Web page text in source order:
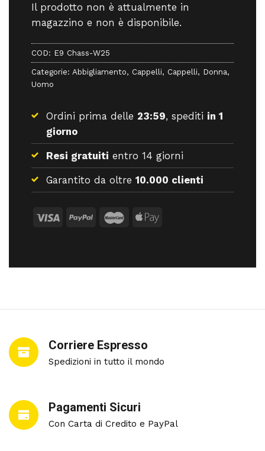
Il prodotto non è attualmente in
magazzino e non è disponibile.
COD: E9 Chass-W25
Categorie: Abbigliamento, Cappelli, Cappelli, Donna,
Uomo
Ordini prima delle 23:59, spediti in 1
giorno
Resi gratuiti entro 14 giorni
Garantito da oltre 10.000 clienti
Corriere Espresso
Spedizioni in tutto il mondo
Pagamenti Sicuri
Con Carta di Credito e PayPal